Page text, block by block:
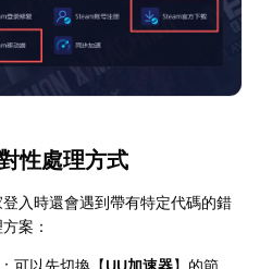
性處理方式
入時還會遇到帶有特定代碼的錯
案：
：可以先切換【UU加速器】的節